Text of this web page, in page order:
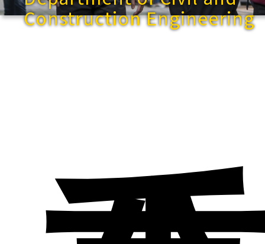
Construction Engineering